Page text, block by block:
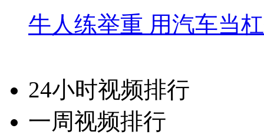
牛人练举重 用汽车当
24小时视频排行
一周视频排行